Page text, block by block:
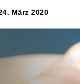
März 2020